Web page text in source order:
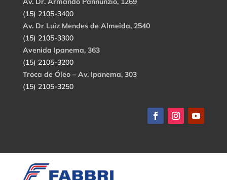
(15) 2105-3400
Av. Dr Luiz Mendes de Almeida, 2540
(15) 2105-3300
Avenida Ipanema, 363
(15) 2105-3200
Troca de Óleo – Av. Ipanema, 303
(15) 2105-3250